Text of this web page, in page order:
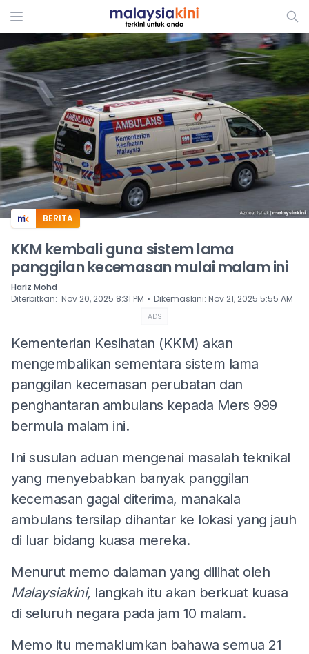
ADS
BERITA
KKM kembali guna sistem lama
panggilan kecemasan mulai malam ini
Hariz Mohd
Diterbitkan: Nov 20, 2025 8:31 PM ⋅ Dikemaskini: Nov 21, 2025 5:55 AM
ADS
Kementerian Kesihatan (KKM) akan
mengembalikan sementara sistem lama
panggilan kecemasan perubatan dan
penghantaran ambulans kepada Mers 999
bermula malam ini.
Ini susulan aduan mengenai masalah teknikal
yang menyebabkan banyak panggilan
kecemasan gagal diterima, manakala
ambulans tersilap dihantar ke lokasi yang jauh
di luar bidang kuasa mereka.
Menurut memo dalaman yang dilihat oleh
Malaysiakini, langkah itu akan berkuat kuasa
di seluruh negara pada jam 10 malam.
Memo itu memaklumkan bahawa semua 21